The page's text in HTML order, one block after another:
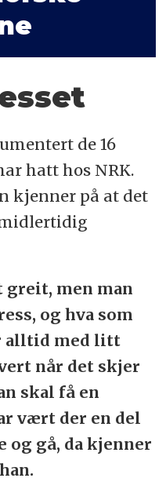
de 16
hatt hos NRK.
kjenner på at det
greit, men man
og hva som
alltid med litt
når det skjer
skal få en
vært der en del
og gå, da kjenner